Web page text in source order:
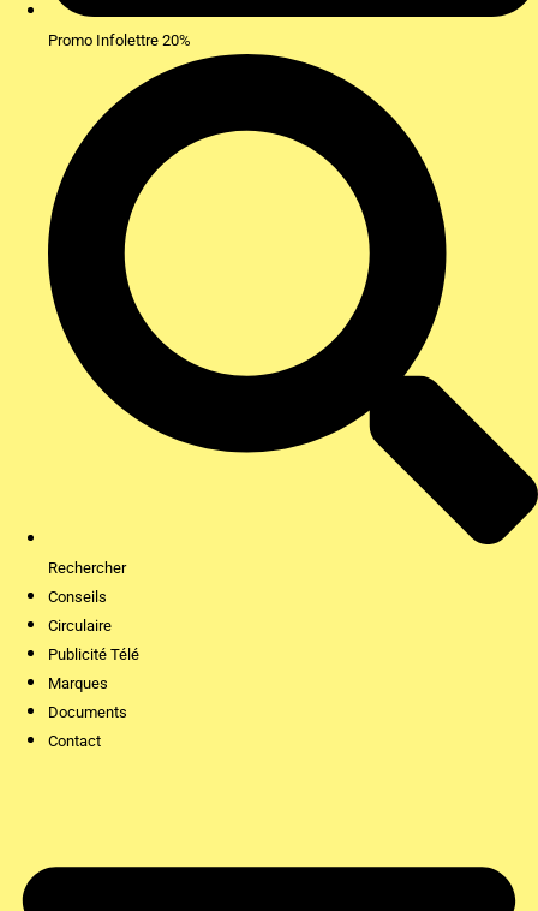
Promo Infolettre 20%
Rechercher
Conseils
Circulaire
Publicité Télé
Marques
Documents
Contact